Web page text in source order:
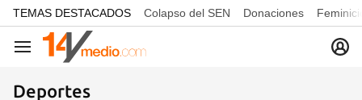
common.go-to-content
TEMAS DESTACADOS Colapso del SEN Donaciones
Navegación
Deportes